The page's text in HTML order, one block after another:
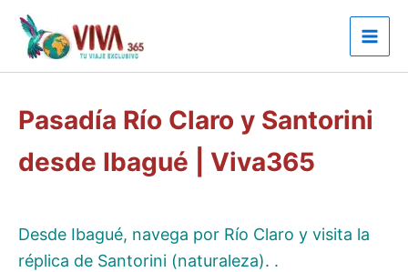
contenido
Pasadía Río Claro y Santorini
desde Ibagué | Viva365
Desde Ibagué, navega por Río Claro y visita la
réplica de Santorini (naturaleza). .